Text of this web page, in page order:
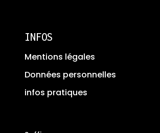
INFOS
Mentions légales
Données personnelles
infos pratiques